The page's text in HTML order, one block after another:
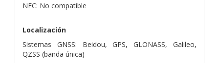
NFC: No compatible
Localización
Sistemas GNSS: Beidou, GPS, GLONASS, Galileo,
QZSS (banda única)